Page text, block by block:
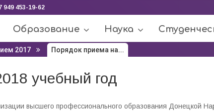
949 453-19-62
Образование Наука
2017 Порядок приема на...
учебный год
высшего профессионального образования Донецкой